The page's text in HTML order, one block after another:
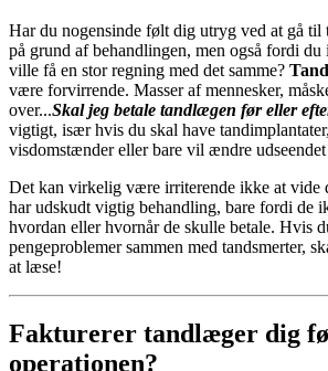
Har du nogensinde følt dig utryg ved at gå
på grund af behandlingen, men også fordi
ville få en stor regning med det samme?
være forvirrende. Masser af mennesker,
over...Skal jeg betale tandlægen før eller
vigtigt, især hvis du skal have
visdomstænder eller bare vil ændre
Det kan virkelig være irriterende ikke at vide
har udskudt vigtig behandling, bare fordi de
hvordan eller hvornår de skulle betale. Hvis
pengeproblemer sammen med tandsmerter,
at læse!
Fakturerer tandlæger dig
operationen?